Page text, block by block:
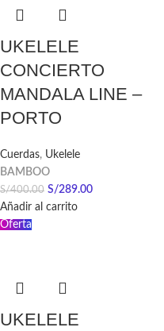
UKELELE
CONCIERTO
MANDALA LINE –
PORTO
Cuerdas, Ukelele
BAMBOO
S/400.00 S/289.00
Añadir al carrito
Oferta
UKELELE